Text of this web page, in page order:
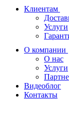
Клиентам
Услуги
О компании
О нас
Услуги
Видеоблог
Контакты